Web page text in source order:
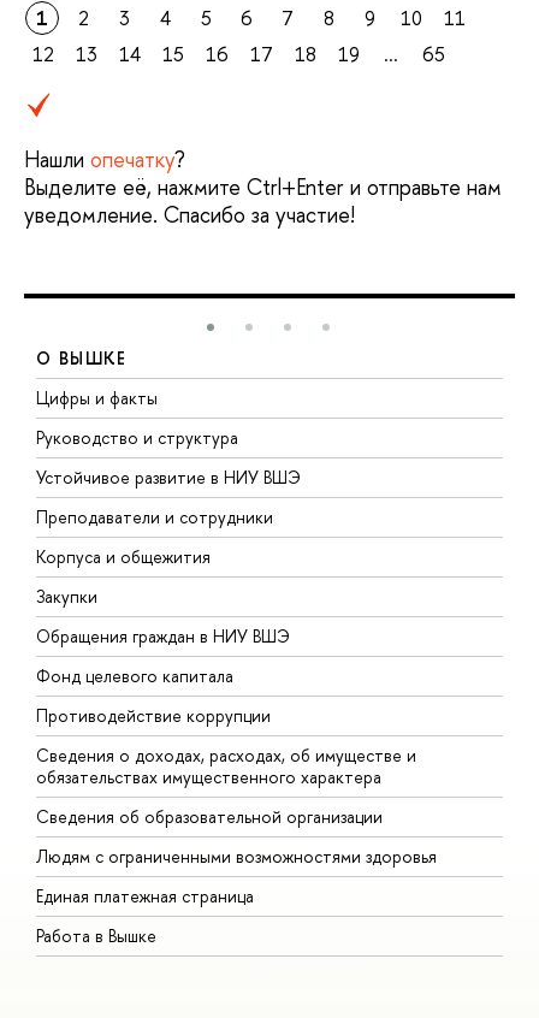
1 2 3 4 5 6 7 8 9 10
11
12
13 14 15 16 17 18 19 ... 65
Нашли опечатку?
Выделите её, нажмите Ctrl+Enter и отправьте нам
уведомление. Спасибо за участие!
О ВЫШКЕ
Цифры и факты
Руководство и структура
Устойчивое развитие в НИУ ВШЭ
Преподаватели и сотрудники
Корпуса и общежития
Закупки
Обращения граждан в НИУ ВШЭ
Фонд целевого капитала
Противодействие коррупции
Сведения о доходах, расходах, об имуществе и
обязательствах имущественного характера
Сведения об образовательной организации
Людям с ограниченными возможностями здоровья
Единая платежная страница
Работа в Вышке